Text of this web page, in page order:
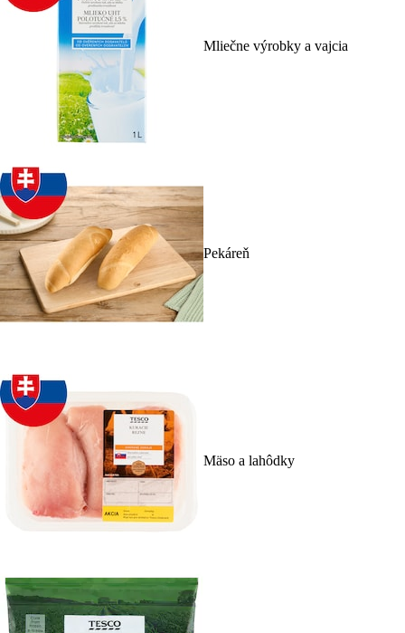
Mliečne výrobky a vajcia
Pekáreň
Mäso a lahôdky